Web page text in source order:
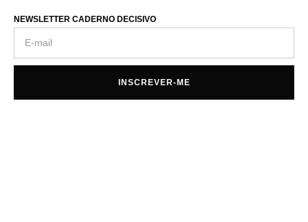
NEWSLETTER CADERNO DECISIVO
INSCREVER-ME